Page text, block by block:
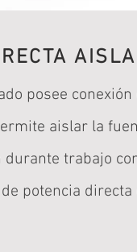
posee
aislar la
trabajo
potencia